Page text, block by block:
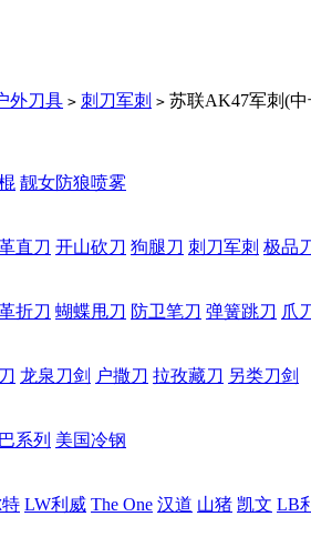
外刀具 > 刺刀军刺 > 苏联AK47军刺(中
靓女防狼喷雾
直刀 开山砍刀 狗腿刀 刺刀军刺 极品
折刀 蝴蝶甩刀 防卫笔刀 弹簧跳刀 爪
龙泉刀剑 户撒刀 拉孜藏刀 另类刀剑
系列 美国冷钢
LW利威 The One 汉道 山猪 凯文 LB